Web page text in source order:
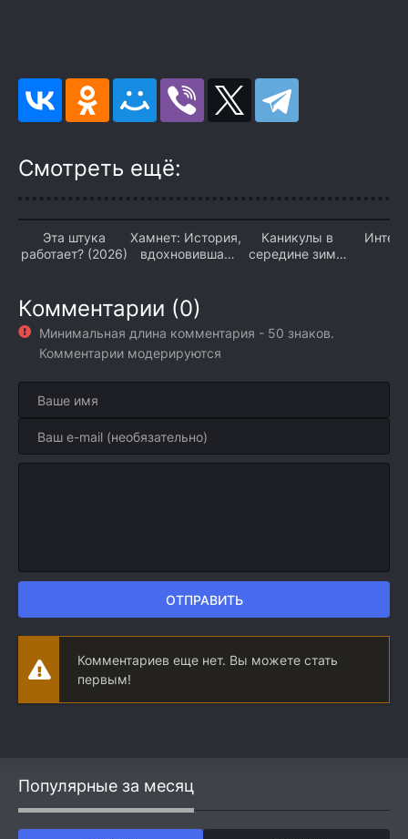
Смотреть ещё:
Эта штука
работает? (2026)
Хамнет: История,
вдохновившая
Каникулы в
середине зимы
Комментарии (0)
Минимальная длина комментария - 50 знаков.
Комментарии модерируются
ОТПРАВИТЬ
Комментариев еще нет. Вы можете стать
первым!
Популярные за месяц